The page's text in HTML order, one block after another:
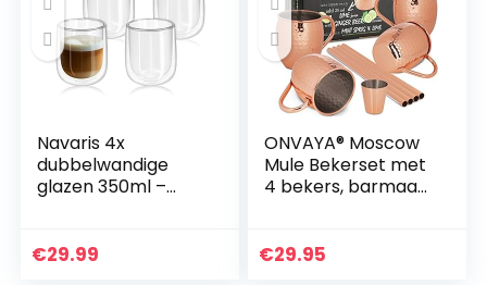
Navaris 4x
dubbelwandige
glazen 350ml –
dranken – Set van
€29.99
ONVAYA® Moscow
Mule Bekerset met
4 bekers, barmaat
cocktails, 4
€29.95